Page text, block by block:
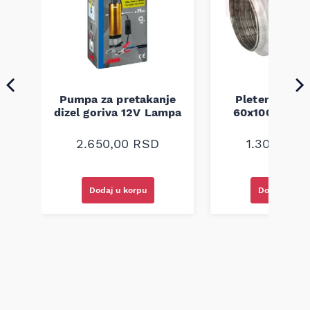
Pumpa za pretakanje
dizel goriva 12V Lampa
2.650,00 RSD
Dodaj u korpu
Pletenica
60x100
1.300,00
Dodaj u